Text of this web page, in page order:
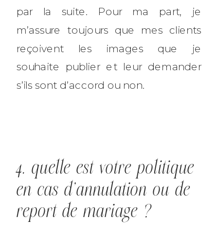
par la suite. Pour ma part, je
m’assure toujours que mes clients
reçoivent les images que je
souhaite publier et leur demander
s’ils sont d’accord ou non.
4. quelle est votre politique
en cas d’annulation ou de
report de mariage ?